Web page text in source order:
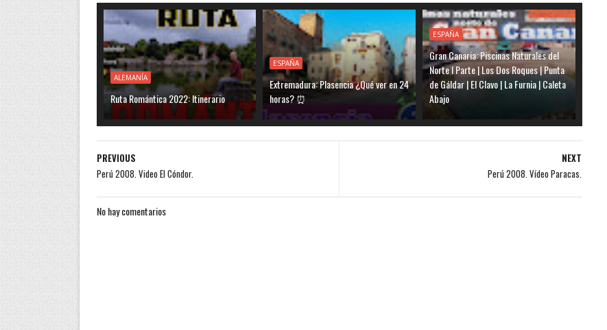
ALEMANÍA
Ruta Romántica 2022: Itinerario
ESPAÑA
Extremadura: Plasencia ¿Qué ver en 24
horas? ⏰
ESPAÑA
Gran Canaria: Piscinas Naturales del
Norte I Parte | Los Dos Roques | Punta
de Gáldar | El Clavo | La Furnia | Caleta
Abajo
NEXT
Perú 2008. Vídeo Paracas.
PREVIOUS
Perú 2008. Video El Cóndor.
No hay comentarios